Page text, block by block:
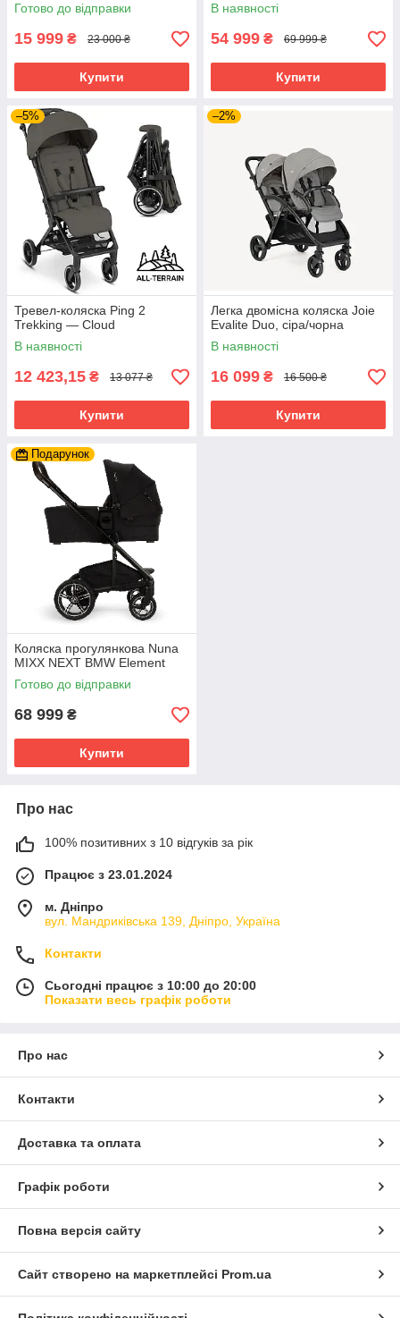
Готово до відправки
15 999 ₴ 23 000 ₴
Купити
В наявності
54 999 ₴ 69 999 ₴
Купити
–5%
Тревел-коляска Ping 2
Trekking — Cloud
В наявності
12 423,15 ₴ 13 077 ₴
Купити
–2%
Легка двомісна коляска Joie
Evalite Duo, сіра/чорна
В наявності
16 099 ₴ 16 500 ₴
Купити
Подарунок
Коляска прогулянкова Nuna
MIXX NEXT BMW Element
Готово до відправки
68 999 ₴
Купити
Про нас
100% позитивних з 10 відгуків за рік
Працює з 23.01.2024
м. Дніпро
вул. Мандриківська 139, Дніпро, Україна
Контакти
Сьогодні працює з 10:00 до 20:00
Показати весь графік роботи
Про нас
Контакти
Доставка та оплата
Графік роботи
Повна версія сайту
Сайт створено на маркетплейсі Prom.ua